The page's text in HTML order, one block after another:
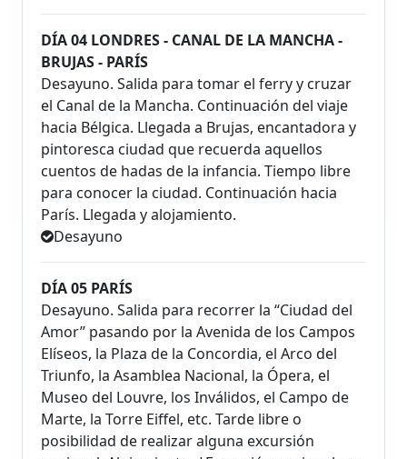
DÍA 04 LONDRES - CANAL DE LA MANCHA -
BRUJAS - PARÍS
Desayuno. Salida para tomar el ferry y cruzar
el Canal de la Mancha. Continuación del viaje
hacia Bélgica. Llegada a Brujas, encantadora y
pintoresca ciudad que recuerda aquellos
cuentos de hadas de la infancia. Tiempo libre
para conocer la ciudad. Continuación hacia
París. Llegada y alojamiento.
Desayuno
DÍA 05 PARÍS
Desayuno. Salida para recorrer la “Ciudad del
Amor” pasando por la Avenida de los Campos
Elíseos, la Plaza de la Concordia, el Arco del
Triunfo, la Asamblea Nacional, la Ópera, el
Museo del Louvre, los Inválidos, el Campo de
Marte, la Torre Eiffel, etc. Tarde libre o
posibilidad de realizar alguna excursión